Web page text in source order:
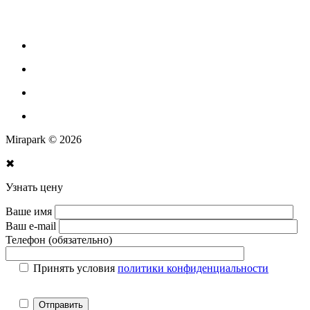
Mirapark © 2026
✖
Узнать цену
Ваше имя
Ваш e-mail
Телефон (обязательно)
Принять условия политики конфиденциальности